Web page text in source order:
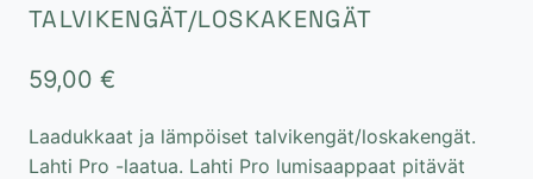
TALVIKENGÄT/LOSKAKENGÄT
59,00 €
Laadukkaat ja lämpöiset talvikengät/loskakengät.
Lahti Pro -laatua. Lahti Pro lumisaappaat pitävät